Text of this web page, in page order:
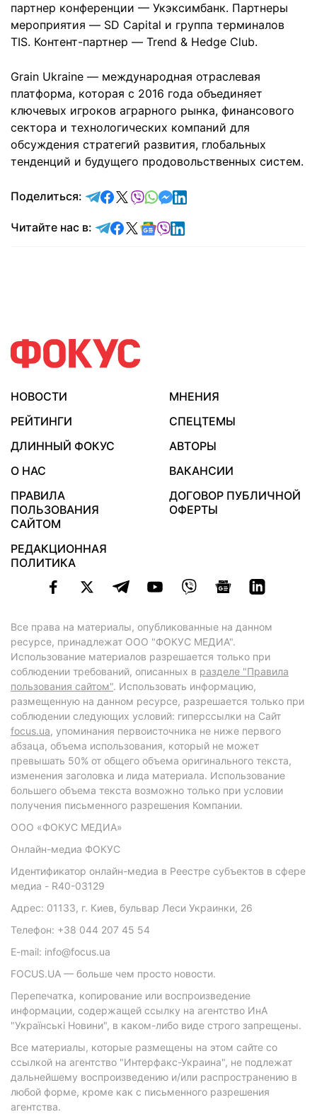
партнер конференции — Укэксимбанк. Партнеры
мероприятия — SD Capital и группа терминалов
TIS. Контент-партнер — Trend & Hedge Club.
Grain Ukraine — международная отраслевая
платформа, которая с 2016 года объединяет
ключевых игроков аграрного рынка, финансового
сектора и технологических компаний для
обсуждения стратегий развития, глобальных
тенденций и будущего продовольственных систем.
Поделиться: отправить в Telegram
поделиться в Facebook
поделиться в X
отправить в Viber
отправить в Whatsapp
отправить в Messenger
отправить в LinkedIn
Читайте нас в: Читайте в Telegram
Читайте в Facebook
Читайте в X
Читайте в Google news
Читайте в Viber
Читайте в LinkedIn
НОВОСТИ
МНЕНИЯ
РЕЙТИНГИ
СПЕЦТЕМЫ
ДЛИННЫЙ ФОКУС
АВТОРЫ
О НАС
ВАКАНСИИ
ПРАВИЛА
ПОЛЬЗОВАНИЯ
САЙТОМ
ДОГОВОР ПУБЛИЧНОЙ
ОФЕРТЫ
РЕДАКЦИОННАЯ
ПОЛИТИКА
Все права на материалы, опубликованные на данном
ресурсе, принадлежат ООО "ФОКУС МЕДИА".
Использование материалов разрешается только при
соблюдении требований, описанных в разделе "Правила
пользования сайтом". Использовать информацию,
размещенную на данном ресурсе, разрешается только при
соблюдении следующих условий: гиперссылки на Сайт
focus.ua, упоминания первоисточника не ниже первого
абзаца, объема использования, который не может
превышать 50% от общего объема оригинального текста,
изменения заголовка и лида материала. Использование
большего объема текста возможно только при условии
получения письменного разрешения Компании.
ООО «ФОКУС МЕДИА»
Онлайн-медиа ФОКУС
Идентификатор онлайн-медиа в Реестре субъектов в сфере
медиа - R40-03129
Адрес: 01133, г. Киев, бульвар Леси Украинки, 26
Телефон: +38 044 207 45 54
E-mail: info@focus.ua
FOCUS.UA — больше чем просто новости.
Перепечатка, копирование или воспроизведение
информации, содержащей ссылку на агентство ИнА
"Українські Новини", в каком-либо виде строго запрещены.
Все материалы, которые размещены на этом сайте со
ссылкой на агентство "Интерфакс-Украина", не подлежат
дальнейшему воспроизведению и/или распространению в
любой форме, кроме как с письменного разрешения
агентства.